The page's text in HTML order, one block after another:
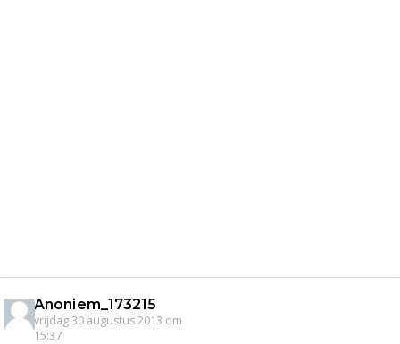
Anoniem_173215
vrijdag 30 augustus 2013 om
15:37